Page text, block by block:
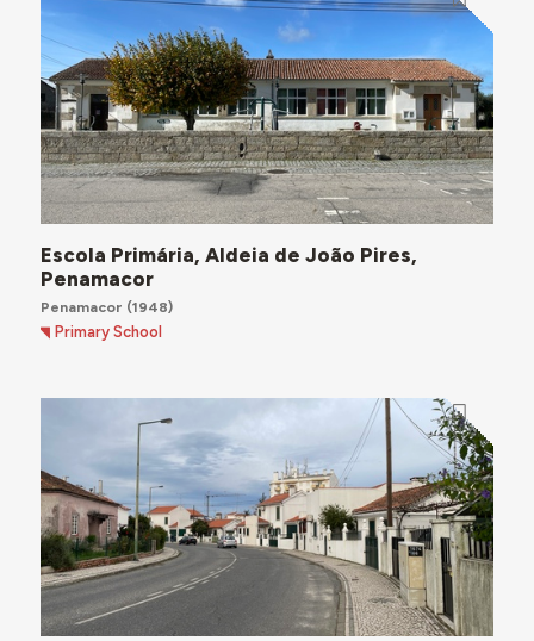
Escola Primária, Aldeia de João Pires,
Penamacor
Penamacor (1948)
Primary School